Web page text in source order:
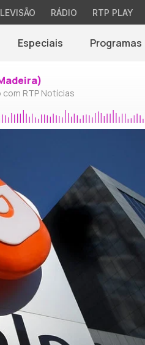
RÁDIO RTP PLAY
Especiais Programas
RTP Notícias